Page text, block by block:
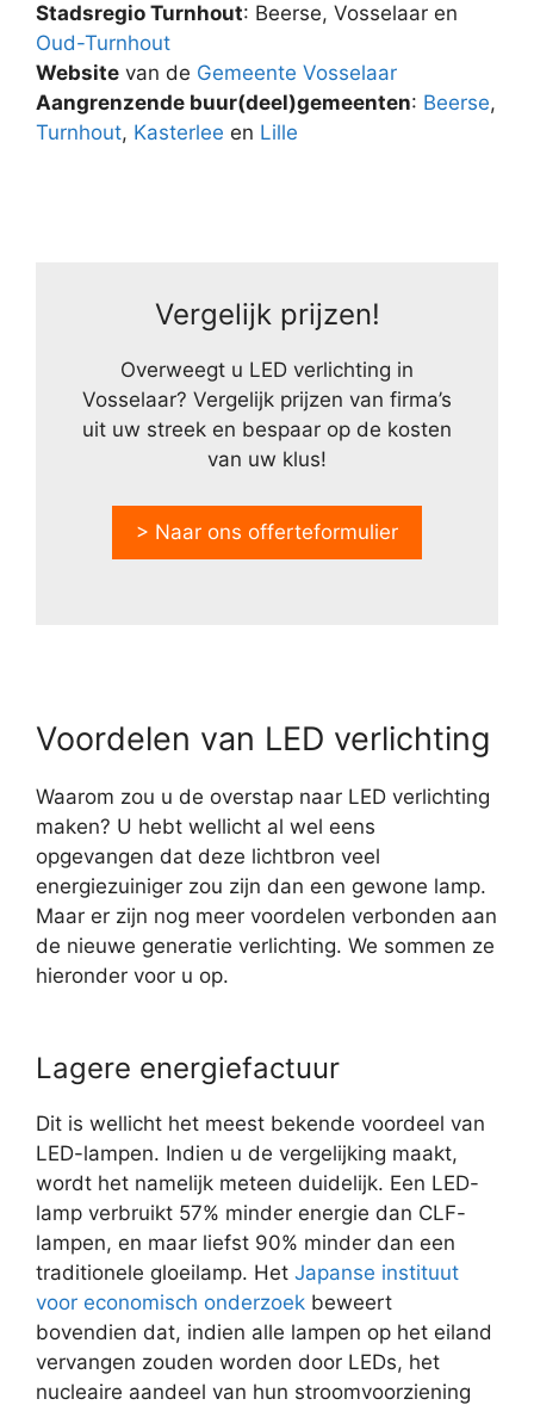
Stadsregio Turnhout: Beerse, Vosselaar en
Oud-Turnhout
Website van de Gemeente Vosselaar
Aangrenzende buur(deel)gemeenten: Beerse,
Turnhout, Kasterlee en Lille
Vergelijk prijzen!
Overweegt u LED verlichting in
Vosselaar? Vergelijk prijzen van firma’s
uit uw streek en bespaar op de kosten
van uw klus!
> Naar ons offerteformulier
Voordelen van LED verlichting
Waarom zou u de overstap naar LED verlichting
maken? U hebt wellicht al wel eens
opgevangen dat deze lichtbron veel
energiezuiniger zou zijn dan een gewone lamp.
Maar er zijn nog meer voordelen verbonden aan
de nieuwe generatie verlichting. We sommen ze
hieronder voor u op.
Lagere energiefactuur
Dit is wellicht het meest bekende voordeel van
LED-lampen. Indien u de vergelijking maakt,
wordt het namelijk meteen duidelijk. Een LED-
lamp verbruikt 57% minder energie dan CLF-
lampen, en maar liefst 90% minder dan een
traditionele gloeilamp. Het Japanse instituut
voor economisch onderzoek beweert
bovendien dat, indien alle lampen op het eiland
vervangen zouden worden door LEDs, het
nucleaire aandeel van hun stroomvoorziening